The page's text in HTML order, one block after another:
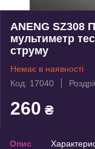
ANENG SZ308
мультиметр
струму
Немає в наявності
Код: 17040
260 ₴
Опис